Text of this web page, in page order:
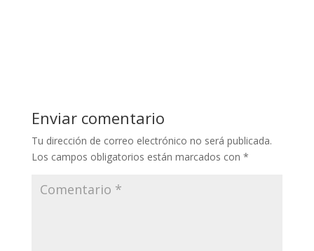
Enviar comentario
Tu dirección de correo electrónico no será publicada.
Los campos obligatorios están marcados con *